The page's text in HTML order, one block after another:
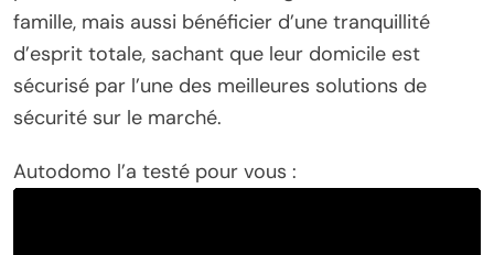
famille, mais aussi bénéficier d’une tranquillité
d’esprit totale, sachant que leur domicile est
sécurisé par l’une des meilleures solutions de
sécurité sur le marché.
Autodomo l’a testé pour vous :